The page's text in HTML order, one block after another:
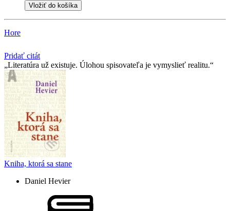
Vložiť do košíka
Hore
Pridať citát
Literatúra už existuje. Úlohou spisovateľa je vymyslieť realitu.
Kniha, ktorá sa stane
Daniel Hevier